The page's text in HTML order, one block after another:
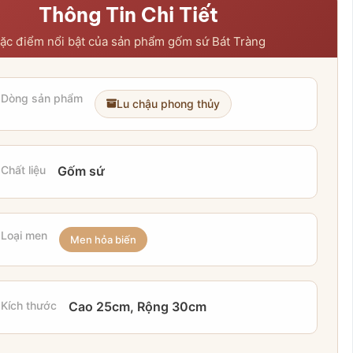
Thông Tin Chi Tiết
điểm nổi bật của sản phẩm gốm sứ Bát Tràng
Dòng sản phẩm Lu chậu phong thủy
Chất liệu Gốm sứ
Loại men Men hỏa biến
Kích thước Cao 25cm, Rộng 30cm